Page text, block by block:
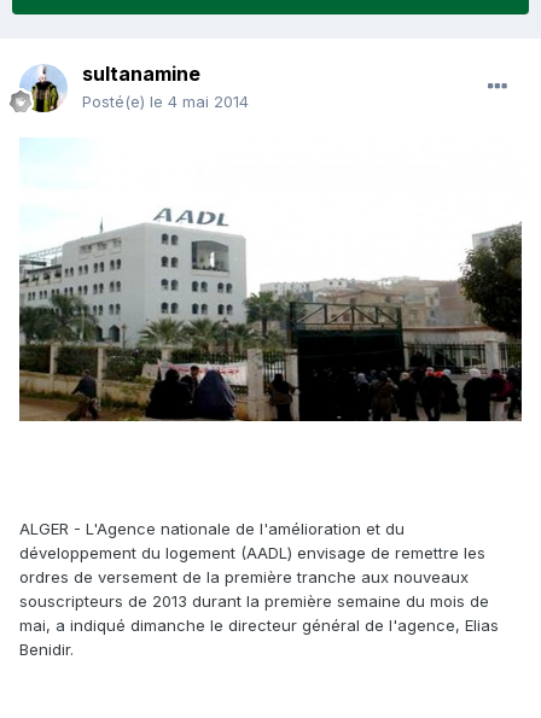
sultanamine
Posté(e) le 4 mai 2014
ALGER - L'Agence nationale de l'amélioration et du
développement du logement (AADL) envisage de remettre les
ordres de versement de la première tranche aux nouveaux
souscripteurs de 2013 durant la première semaine du mois de
mai, a indiqué dimanche le directeur général de l'agence, Elias
Benidir.